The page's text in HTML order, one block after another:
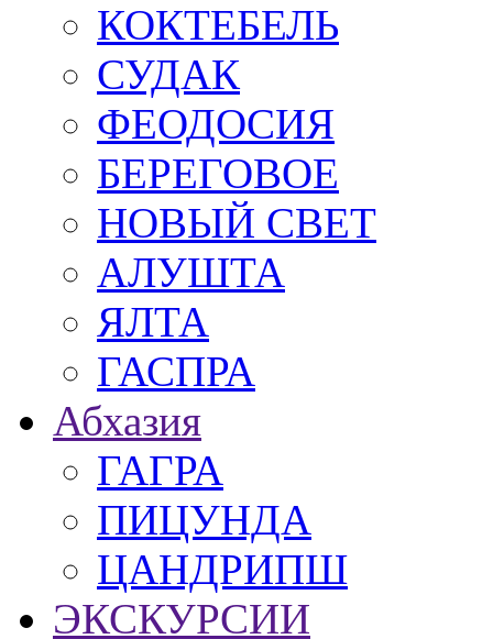
КОКТЕБЕЛЬ
СУДАК
ФЕОДОСИЯ
БЕРЕГОВОЕ
НОВЫЙ СВЕТ
АЛУШТА
ЯЛТА
ГАСПРА
Абхазия
ГАГРА
ПИЦУНДА
ЦАНДРИПШ
ЭКСКУРСИИ